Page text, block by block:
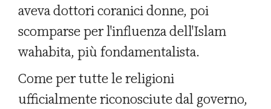
aveva dottori coranici donne, poi
scomparse per l'influenza dell'Islam
wahabita, più fondamentalista.
Come per tutte le religioni
ufficialmente riconosciute dal governo,